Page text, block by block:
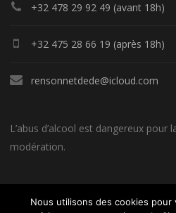
+32 478 29 92 49 (avant 18h)
+32 475 28 66 19 (après 18h)
rensonnetdede@icloud.com
L’abus d’alcool est dangereux
modération.
Nous utilisons des cookies pour